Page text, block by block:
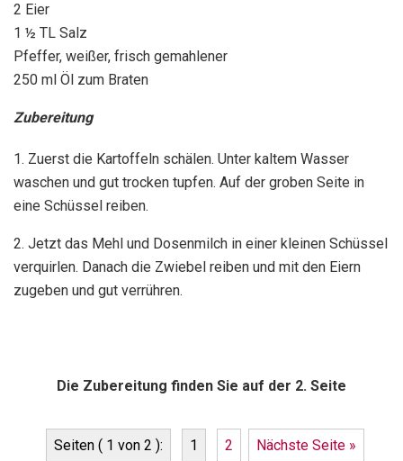
2 Eier
1 ½ TL Salz
Pfeffer, weißer, frisch gemahlener
250 ml Öl zum Braten
Zubereitung
1. Zuerst die Kartoffeln schälen. Unter kaltem Wasser
waschen und gut trocken tupfen. Auf der groben Seite in
eine Schüssel reiben.
2. Jetzt das Mehl und Dosenmilch in einer kleinen Schüssel
verquirlen. Danach die Zwiebel reiben und mit den Eiern
zugeben und gut verrühren.
Die Zubereitung finden Sie auf der 2. Seite
Seiten ( 1 von 2 ): 1 2 Nächste Seite »